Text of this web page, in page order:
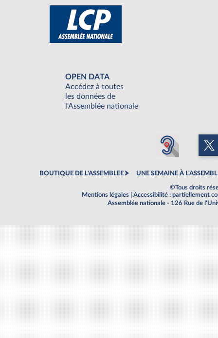
OPEN DATA
Accédez à toutes
les données de
l'Assemblée nationale
BOUTIQUE DE L'ASSEMBLEE UNE SEMAINE À
©Tous droits
Mentions légales
Accessibilité : partiellement
Assemblée nationale - 126 Rue de